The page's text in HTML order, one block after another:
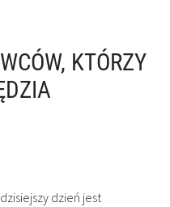
KTÓRZY
dzień jest